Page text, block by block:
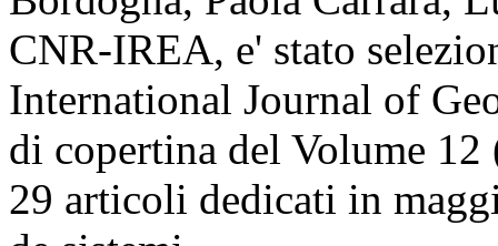
CNR-IREA, e' stato
International Journal of
di copertina del Volume
29 articoli dedicati in